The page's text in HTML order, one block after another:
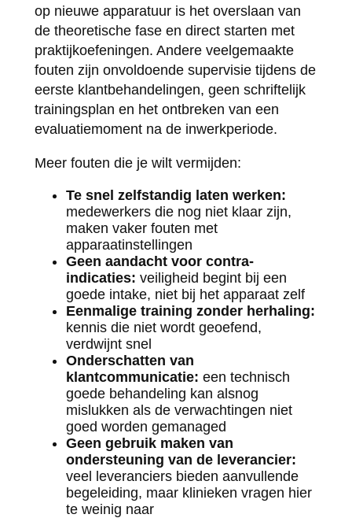
op nieuwe apparatuur is het overslaan van
de theoretische fase en direct starten met
praktijkoefeningen. Andere veelgemaakte
fouten zijn onvoldoende supervisie tijdens de
eerste klantbehandelingen, geen schriftelijk
trainingsplan en het ontbreken van een
evaluatiemoment na de inwerkperiode.
Meer fouten die je wilt vermijden:
Te snel zelfstandig laten werken:
medewerkers die nog niet klaar zijn,
maken vaker fouten met
apparaatinstellingen
Geen aandacht voor contra-
indicaties: veiligheid begint bij een
goede intake, niet bij het apparaat zelf
Eenmalige training zonder herhaling:
kennis die niet wordt geoefend,
verdwijnt snel
Onderschatten van
klantcommunicatie: een technisch
goede behandeling kan alsnog
mislukken als de verwachtingen niet
goed worden gemanaged
Geen gebruik maken van
ondersteuning van de leverancier:
veel leveranciers bieden aanvullende
begeleiding, maar klinieken vragen hier
te weinig naar